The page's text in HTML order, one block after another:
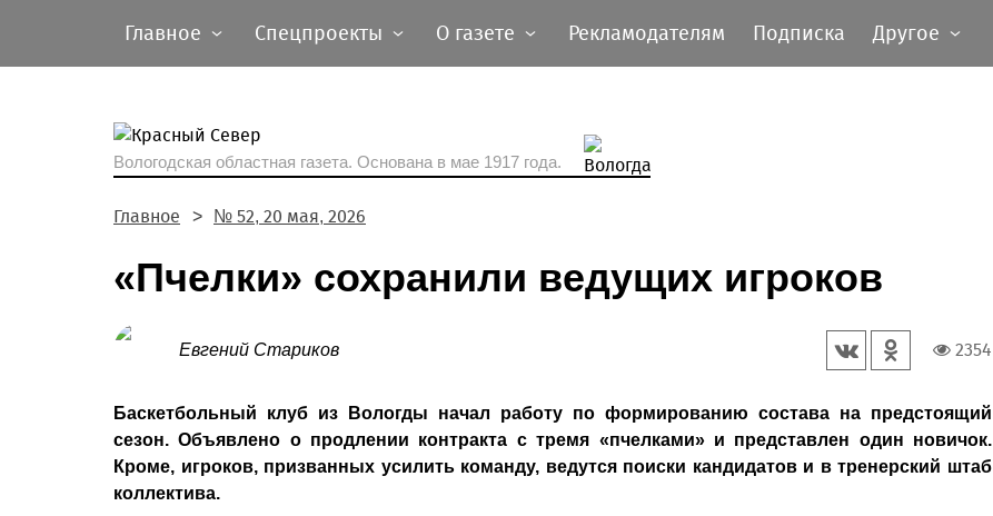
Главное Спецпроекты О газете Рекламодателям Подписка Другое
Вологодская областная газета. Основана в мае 1917 года.
Главное № 52, 20 мая, 2026
«Пчелки» сохранили ведущих игроков
Евгений Стариков 2354
Баскетбольный клуб из Вологды начал работу по формированию состава на предстоящий
сезон. Объявлено о продлении контракта с тремя «пчелками» и представлен один новичок.
Кроме, игроков, призванных усилить команду, ведутся поиски кандидатов и в тренерский штаб
коллектива.